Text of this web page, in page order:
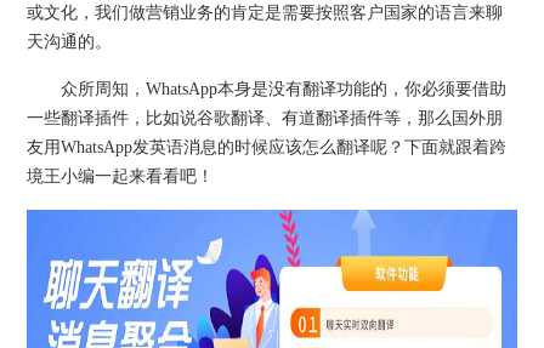
或文化，我们做营销业务的肯定是需要按照客户国家的语言来聊
天沟通的。
众所周知，WhatsApp本身是没有翻译功能的，你必须要借助
一些翻译插件，比如说谷歌翻译、有道翻译插件等，那么国外朋
友用WhatsApp发英语消息的时候应该怎么翻译呢？下面就跟着跨
境王小编一起来看看吧！